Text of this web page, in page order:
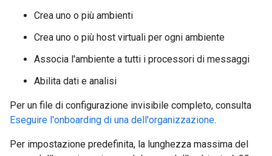
Crea uno o più ambienti
Crea uno o più host virtuali per ogni ambiente
Associa l'ambiente a tutti i processori di messaggi
Abilita dati e analisi
Per un file di configurazione invisibile completo, consulta
Eseguire l'onboarding di una dell'organizzazione.
Per impostazione predefinita, la lunghezza massima del